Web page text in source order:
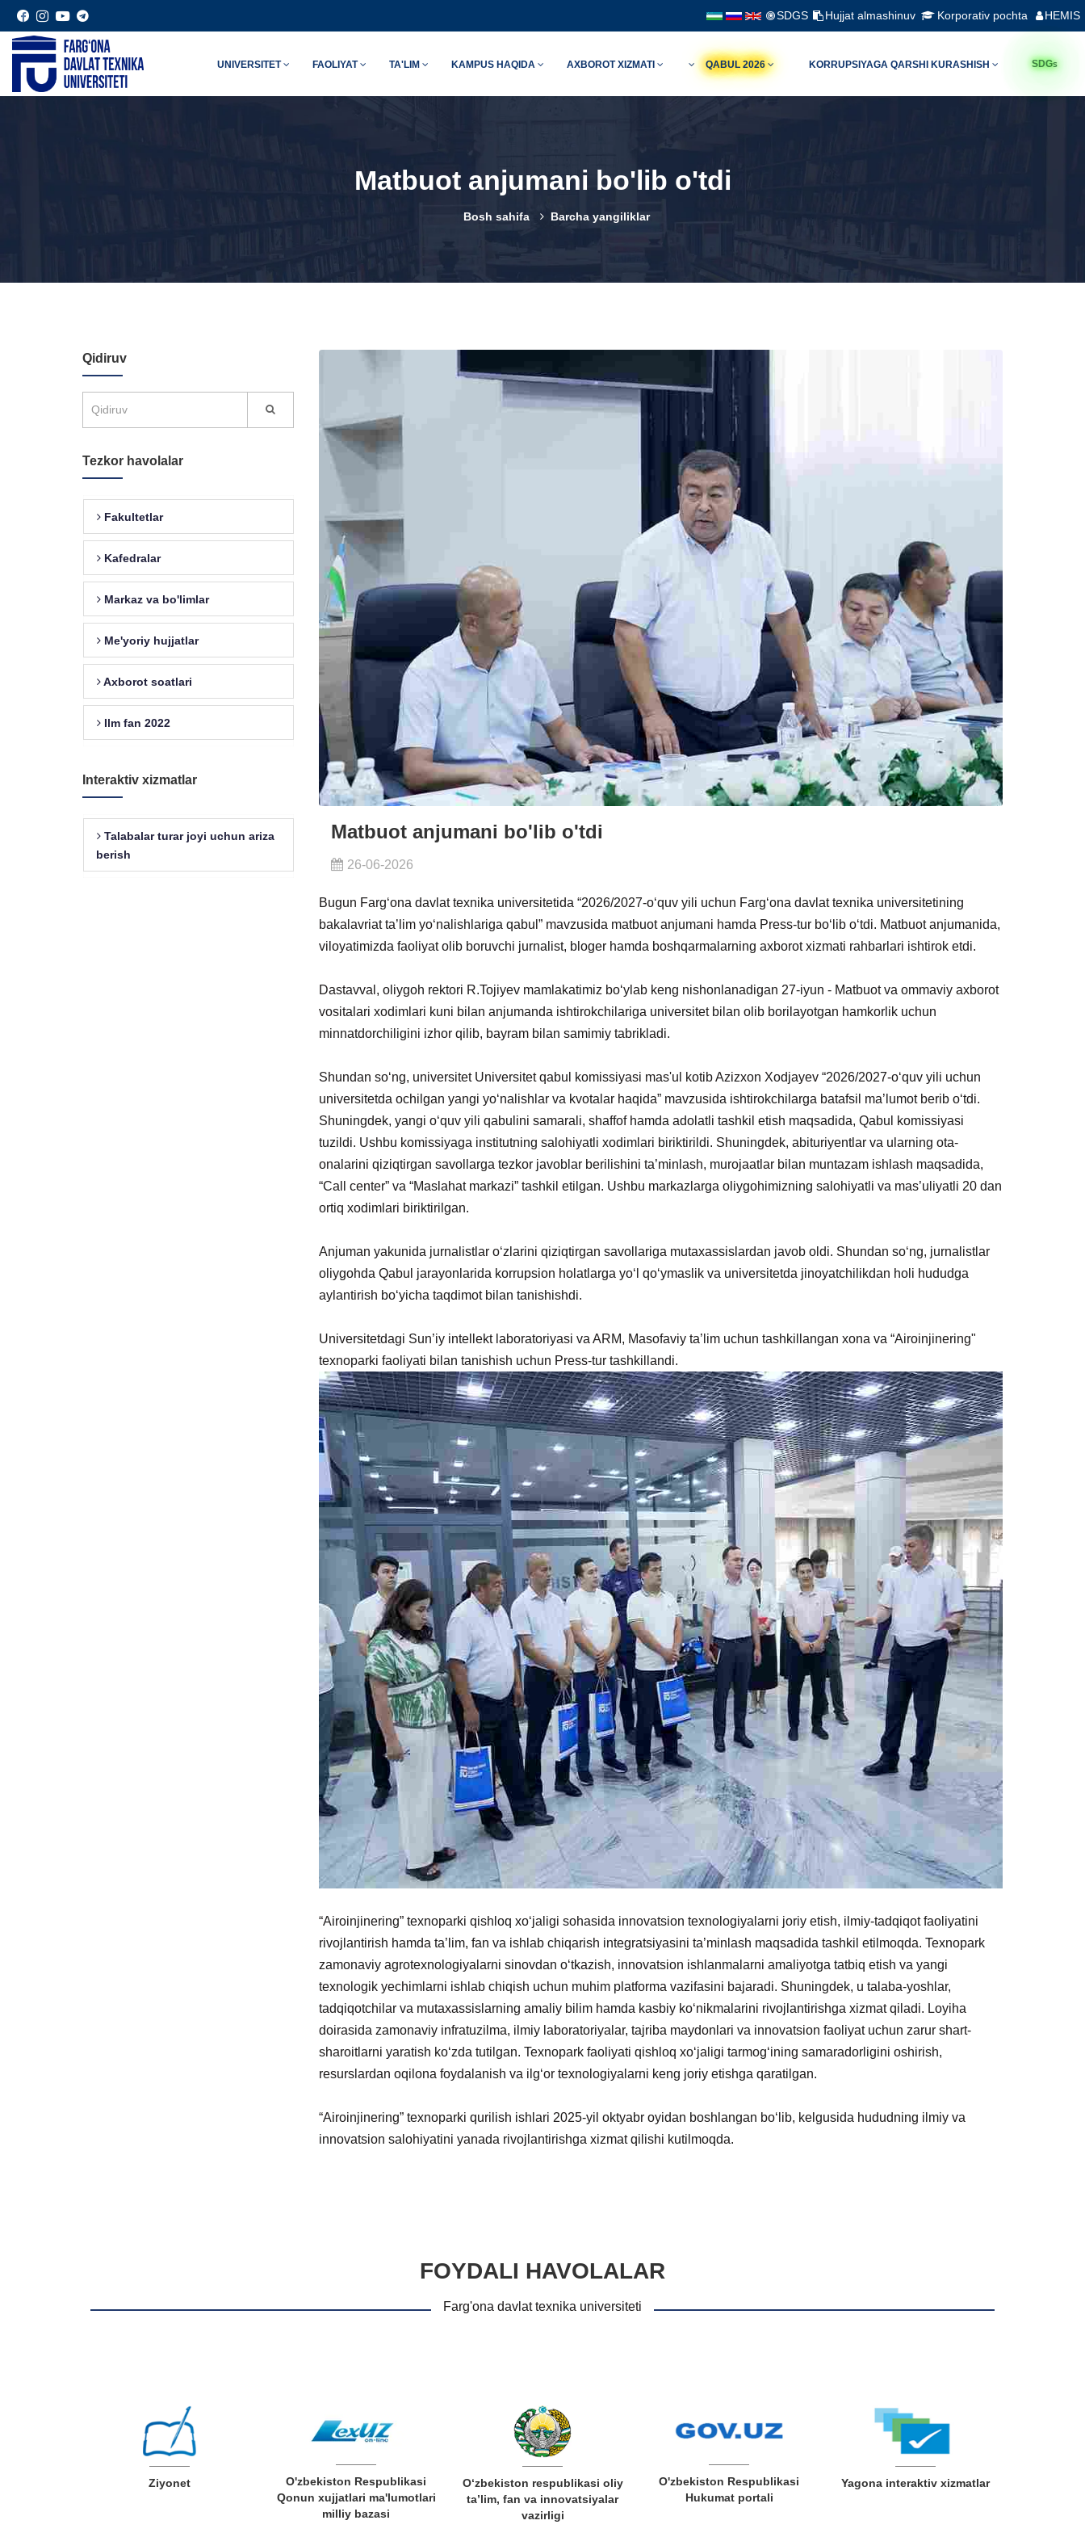
SDGS Hujjat almashinuv Korporativ pochta HEMIS
UNIVERSITET FAOLIYAT TA'LIM KAMPUS HAQIDA AXBOROT XIZMATI QABUL 2026 KORRUPSIYAGA QARSHI KURASHISH SDGs
Matbuot anjumani bo'lib o'tdi
Bosh sahifa Barcha yangiliklar
Matbuot anjumani bo'lib o'tdi
26-06-2026
Bugun Farg‘ona davlat texnika universitetida “2026/2027-o‘quv yili uchun Farg‘ona davlat texnika universitetining
bakalavriat ta’lim yo‘nalishlariga qabul” mavzusida matbuot anjumani hamda Press-tur bo‘lib o‘tdi. Matbuot anjumanida,
viloyatimizda faoliyat olib boruvchi jurnalist, bloger hamda boshqarmalarning axborot xizmati rahbarlari ishtirok etdi.
Dastavval, oliygoh rektori R.Tojiyev mamlakatimiz bo‘ylab keng nishonlanadigan 27-iyun - Matbuot va ommaviy axborot
vositalari xodimlari kuni bilan anjumanda ishtirokchilariga universitet bilan olib borilayotgan hamkorlik uchun
minnatdorchiligini izhor qilib, bayram bilan samimiy tabrikladi.
Shundan so‘ng, universitet Universitet qabul komissiyasi mas'ul kotib Azizxon Xodjayev “2026/2027-o‘quv yili uchun
universitetda ochilgan yangi yo‘nalishlar va kvotalar haqida” mavzusida ishtirokchilarga batafsil ma’lumot berib o‘tdi.
Shuningdek, yangi o‘quv yili qabulini samarali, shaffof hamda adolatli tashkil etish maqsadida, Qabul komissiyasi
tuzildi. Ushbu komissiyaga institutning salohiyatli xodimlari biriktirildi. Shuningdek, abituriyentlar va ularning ota-
onalarini qiziqtirgan savollarga tezkor javoblar berilishini ta’minlash, murojaatlar bilan muntazam ishlash maqsadida,
“Call center” va “Maslahat markazi” tashkil etilgan. Ushbu markazlarga oliygohimizning salohiyatli va mas’uliyatli 20 dan
ortiq xodimlari biriktirilgan.
Anjuman yakunida jurnalistlar o‘zlarini qiziqtirgan savollariga mutaxassislardan javob oldi. Shundan so‘ng, jurnalistlar
oliygohda Qabul jarayonlarida korrupsion holatlarga yo‘l qo‘ymaslik va universitetda jinoyatchilikdan holi hududga
aylantirish bo‘yicha taqdimot bilan tanishishdi.
Universitetdagi Sun’iy intellekt laboratoriyasi va ARM, Masofaviy ta’lim uchun tashkillangan xona va “Airoinjinering"
texnoparki faoliyati bilan tanishish uchun Press-tur tashkillandi.
“Airoinjinering” texnoparki qishloq xo‘jaligi sohasida innovatsion texnologiyalarni joriy etish, ilmiy-tadqiqot faoliyatini
rivojlantirish hamda ta’lim, fan va ishlab chiqarish integratsiyasini ta’minlash maqsadida tashkil etilmoqda. Texnopark
zamonaviy agrotexnologiyalarni sinovdan o‘tkazish, innovatsion ishlanmalarni amaliyotga tatbiq etish va yangi
texnologik yechimlarni ishlab chiqish uchun muhim platforma vazifasini bajaradi. Shuningdek, u talaba-yoshlar,
tadqiqotchilar va mutaxassislarning amaliy bilim hamda kasbiy ko‘nikmalarini rivojlantirishga xizmat qiladi. Loyiha
doirasida zamonaviy infratuzilma, ilmiy laboratoriyalar, tajriba maydonlari va innovatsion faoliyat uchun zarur shart-
sharoitlarni yaratish ko‘zda tutilgan. Texnopark faoliyati qishloq xo‘jaligi tarmog‘ining samaradorligini oshirish,
resurslardan oqilona foydalanish va ilg‘or texnologiyalarni keng joriy etishga qaratilgan.
“Airoinjinering” texnoparki qurilish ishlari 2025-yil oktyabr oyidan boshlangan bo‘lib, kelgusida hududning ilmiy va
innovatsion salohiyatini yanada rivojlantirishga xizmat qilishi kutilmoqda.
Qidiruv
Tezkor havolalar
Fakultetlar
Kafedralar
Markaz va bo'limlar
Me'yoriy hujjatlar
Axborot soatlari
Ilm fan 2022
Interaktiv xizmatlar
Talabalar turar joyi uchun ariza
berish
FOYDALI HAVOLALAR
Farg'ona davlat texnika universiteti
Ziyonet
O'zbekiston Respublikasi
Qonun xujjatlari ma'lumotlari
milliy bazasi
O‘zbekiston respublikasi oliy
ta’lim, fan va innovatsiyalar
vazirligi
O'zbekiston Respublikasi
Hukumat portali
Yagona interaktiv xizmatlar